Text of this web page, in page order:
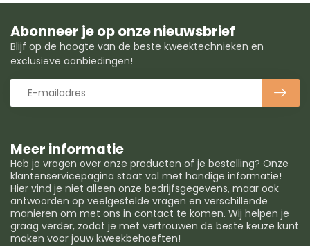
Meer informatie
Heb je vragen over onze producten of je bestelling? Onze
klantenservicepagina staat vol met handige informatie!
Hier vind je niet alleen onze bedrijfsgegevens, maar ook
antwoorden op veelgestelde vragen en verschillende
manieren om met ons in contact te komen. Wij helpen je
graag verder, zodat je met vertrouwen de beste keuze kunt
maken voor jouw kweekbehoeften!
Abonneer je op onze nieuwsbrief
Blijf op de hoogte van de beste kweektechnieken en
exclusieve aanbiedingen!